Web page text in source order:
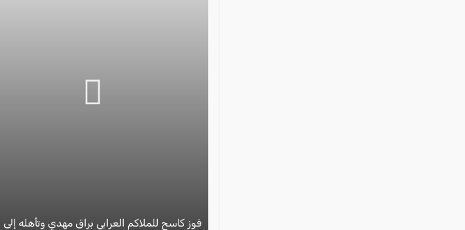
فوز كاسح للملاكم العرابي براق مهدي وتأهله إلى